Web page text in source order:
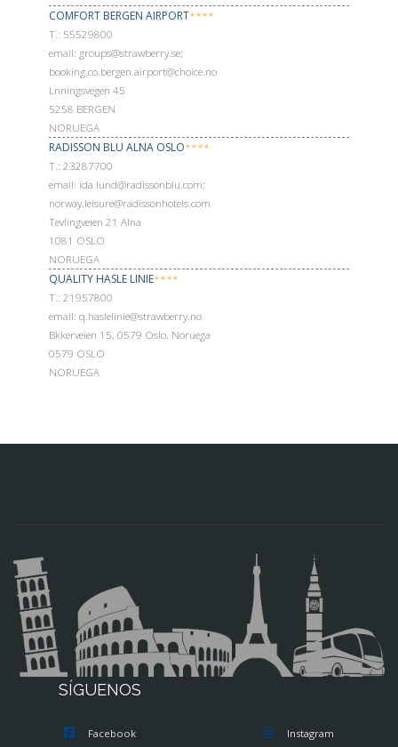
COMFORT BERGEN AIRPORT****
Т.: 55529800
email: groups@strawberry.se;
booking.co.bergen.airport@choice.no
Lnningsvegen 45
5258 BERGEN
NORUEGA
RADISSON BLU ALNA OSLO****
Т.: 23287700
email: ida.lund@radissonblu.com;
norway.leisure@radissonhotels.com
Tevlingveien 21 Alna
1081 OSLO
NORUEGA
QUALITY HASLE LINIE****
Т.: 21957800
email: q.haslelinie@strawberry.no
Bkkerveien 15, 0579 Oslo, Noruega
0579 OSLO
NORUEGA
SÍGUENOS
Facebook Instagram